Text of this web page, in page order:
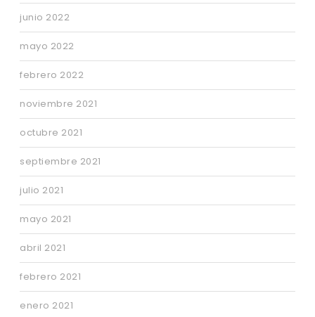
junio 2022
mayo 2022
febrero 2022
noviembre 2021
octubre 2021
septiembre 2021
julio 2021
mayo 2021
abril 2021
febrero 2021
enero 2021